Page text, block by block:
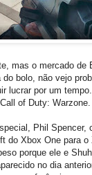
mas o mercado de
bolo, não vejo
lucrar por um
of Duty: Warzone.
Phil Spencer,
do Xbox One para
porque ele e
no dia